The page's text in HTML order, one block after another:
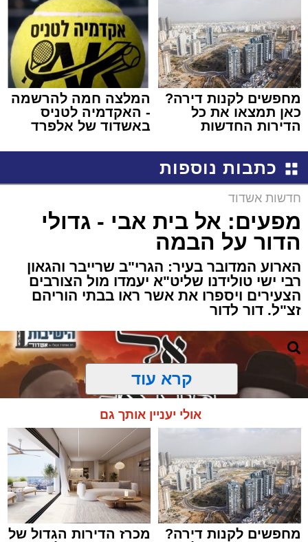
מחפשים לקנות דירה?
כאן תמצאו את כל
הדירות החדשות
המלצה חמה להרשמה
- האקדמיה לטניס
באשדוד של אלפרד
כתבות נוספות
חדשות אשדוד
מפעים: אל בית אבי - גדולי
הדור על הבמה
הארוע המדובר בעיר: הגרי"ב שרייבר והגאון
רבי ישי טולידנו שליט"א יעמדו מול הצורבים
הצעירים ויספרו את אשר ראו בבתי הוריהם
זצ"ל. דור לדור
קרא עוד
אולי יעניין אותך גם
מחפשים לקנות דירה?
מכרז הדירות הגדול של